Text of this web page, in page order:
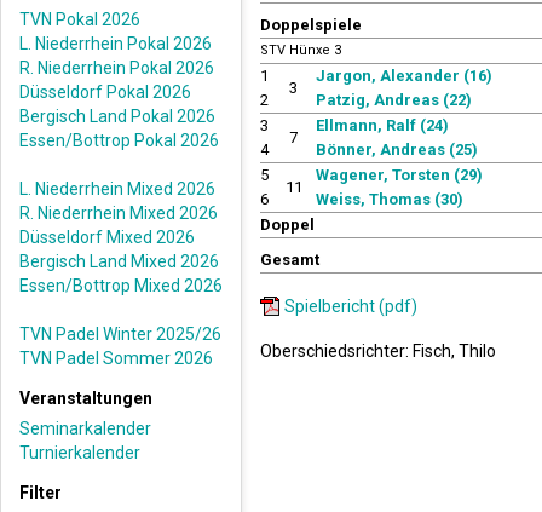
TVN Pokal 2026
L. Niederrhein Pokal 2026
R. Niederrhein Pokal 2026
Düsseldorf Pokal 2026
Bergisch Land Pokal 2026
Essen/Bottrop Pokal 2026
L. Niederrhein Mixed 2026
R. Niederrhein Mixed 2026
Düsseldorf Mixed 2026
Bergisch Land Mixed 2026
Essen/Bottrop Mixed 2026
TVN Padel Winter 2025/26
TVN Padel Sommer 2026
Veranstaltungen
Seminarkalender
Turnierkalender
Filter
Doppelspiele
STV Hünxe 3
1
2
3
Jargon, Alexander (16)
Patzig, Andreas (22)
3
4
7
Ellmann, Ralf (24)
Bönner, Andreas (25)
5
6
11
Wagener, Torsten (29)
Weiss, Thomas (30)
Doppel
Gesamt
Spielbericht (pdf)
Oberschiedsrichter: Fisch, Thilo